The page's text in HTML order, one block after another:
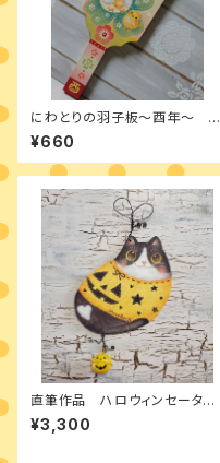
にわとりの羽子板～酉年～ デ
ザインパケット
¥660
直筆作品 ハロウィンセーター
のハチワレ猫 オーナメント
¥3,300